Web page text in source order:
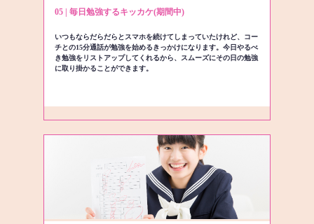
05 | 毎日勉強するキッカケ(期間中)
いつもならだらだらとスマホを続けてしまっていたけれど、コー
チとの15分通話が勉強を始めるきっかけになります。今日やるべ
き勉強をリストアップしてくれるから、スムーズにその日の勉強
に取り掛かることができます。